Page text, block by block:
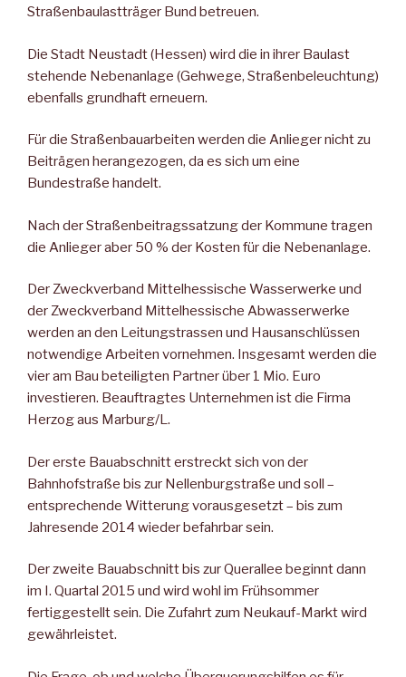
Straßenbaulastträger Bund betreuen.
Die Stadt Neustadt (Hessen) wird die in ihrer Baulast
stehende Nebenanlage (Gehwege, Straßenbeleuchtung)
ebenfalls grundhaft erneuern.
Für die Straßenbauarbeiten werden die Anlieger nicht zu
Beiträgen herangezogen, da es sich um eine
Bundestraße handelt.
Nach der Straßenbeitragssatzung der Kommune tragen
die Anlieger aber 50 % der Kosten für die Nebenanlage.
Der Zweckverband Mittelhessische Wasserwerke und
der Zweckverband Mittelhessische Abwasserwerke
werden an den Leitungstrassen und Hausanschlüssen
notwendige Arbeiten vornehmen. Insgesamt werden die
vier am Bau beteiligten Partner über 1 Mio. Euro
investieren. Beauftragtes Unternehmen ist die Firma
Herzog aus Marburg/L.
Der erste Bauabschnitt erstreckt sich von der
Bahnhofstraße bis zur Nellenburgstraße und soll –
entsprechende Witterung vorausgesetzt – bis zum
Jahresende 2014 wieder befahrbar sein.
Der zweite Bauabschnitt bis zur Querallee beginnt dann
im I. Quartal 2015 und wird wohl im Frühsommer
fertiggestellt sein. Die Zufahrt zum Neukauf-Markt wird
gewährleistet.